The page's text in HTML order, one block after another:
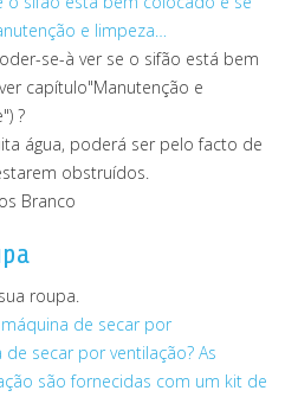
e limpeza…
se-à ver se o sifão está bem
capítulo"Manutenção e
?
água, poderá ser pelo facto de
obstruídos.
Branco
roupa.
de secar por
secar por ventilação? As
são fornecidas com um kit de